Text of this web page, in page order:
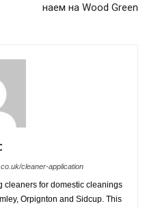
наем на Wood Green
cleaner-application
cleaners for domestic cleanings
Orpignton and Sidcup. This